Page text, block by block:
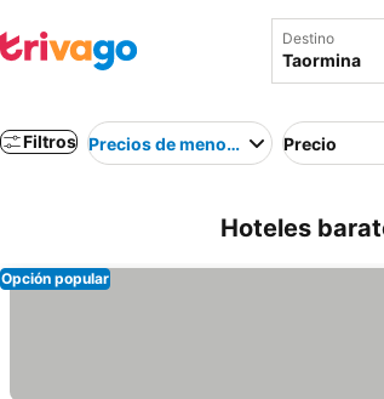
Destino
Filtros Precios de menor a mayorPrecio
Hoteles
Opción popular